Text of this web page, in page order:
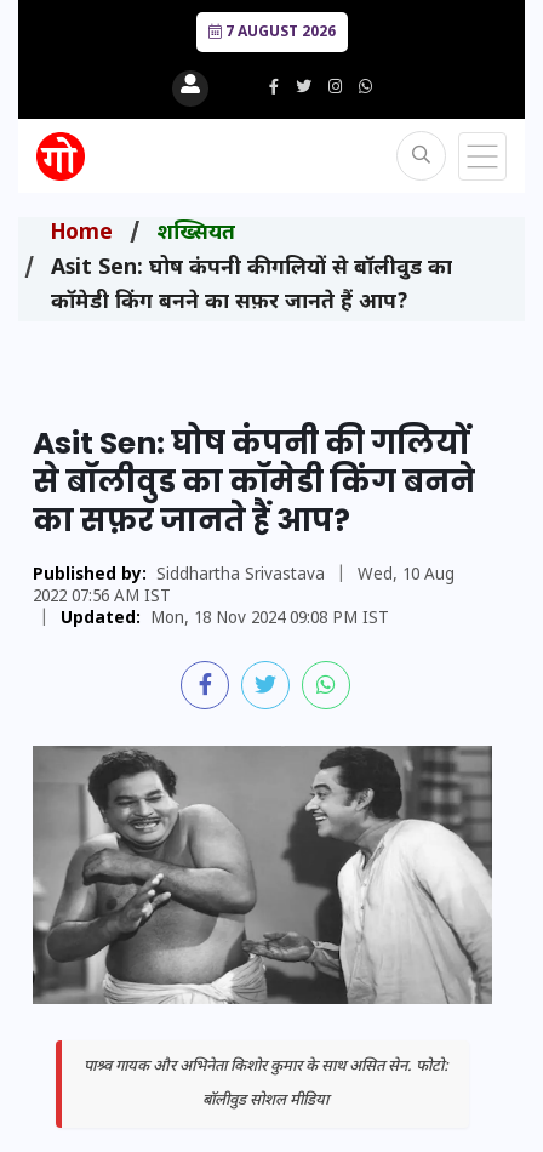
7 AUGUST 2026
Home
शख्सियत
Asit Sen: घोष कंपनी की गलियों से बॉलीवुड का
कॉमेडी किंग बनने का सफ़र जानते हैं आप?
Asit Sen: घोष कंपनी की गलियों
से बॉलीवुड का कॉमेडी किंग बनने
का सफ़र जानते हैं आप?
Published by: Siddhartha Srivastava
Wed, 10 Aug
2022 07:56 AM IST
Updated: Mon, 18 Nov 2024 09:08 PM IST
पाश्र्व गायक और अभिनेता किशोर कुमार के साथ असित सेन. फोटो:
बॉलीवुड सोशल मीडिया